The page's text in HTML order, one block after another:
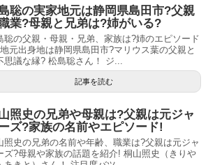
聡の実家地元は静岡県島田市?父親
業?母親と兄弟は?姉がいる?
聡の父親・母親・兄弟、家族は?姉のエピソード
元出身地は静岡県島田市?マリウス葉の父親と
思議な縁? 松島聡さん！ ジ...
記事を読む
照史の兄弟や母親は?父親は元ジャ
ズ?家族の名前やエピソード!
照史の兄弟の名前や年齢、職業は?父親は元ジャ
ズ?母親や家族の話題を紹介! 桐山照史（きりや